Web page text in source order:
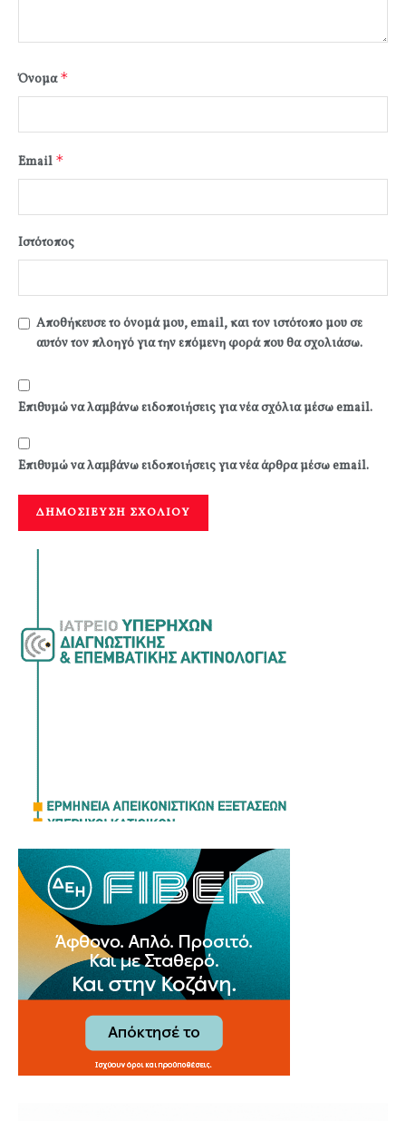
Όνομα*
Email *
Ιστότοπος
Αποθήκευσε το όνομά μου, email, και τον ιστότοπο μου σε
αυτόν τον πλοηγό για την επόμενη φορά που θα σχολιάσω.
Επιθυμώ να λαμβάνω ειδοποιήσεις για νέα σχόλια μέσω email.
Επιθυμώ να λαμβάνω ειδοποιήσεις για νέα άρθρα μέσω email.